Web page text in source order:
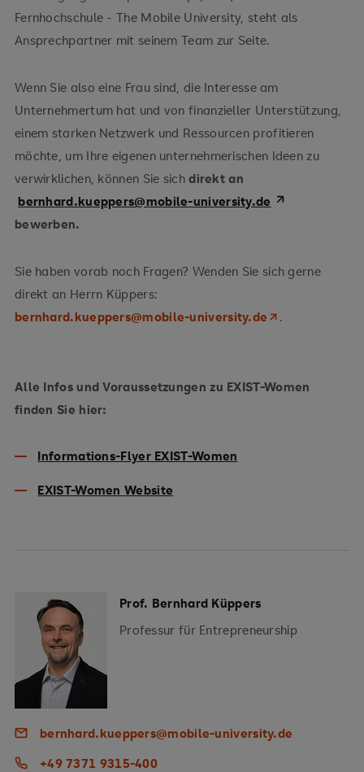
Fernhochschule - The Mobile University, steht als
Ansprechpartner mit seinem Team zur Seite.
Wenn Sie also eine Frau sind, die Interesse am
Unternehmertum hat und von finanzieller Unterstützung,
einem starken Netzwerk und Ressourcen profitieren
möchte, um Ihre eigenen unternehmerischen Ideen zu
verwirklichen, können Sie sichdirekt an
bernhard.kueppers@mobile-university.de
bewerben.
Sie haben vorab noch Fragen? Wenden Sie sich gerne
direkt an Herrn Küppers:
bernhard.kueppers@mobile-university.de
.
Alle Infos und Voraussetzungen zu EXIST-Women
finden Sie hier:
Informations-Flyer EXIST-Women
EXIST-Women Website
Prof. Bernhard Küppers
Professur für Entrepreneurship
bernhard.kueppers@mobile-university.de
+49 7371 9315-400